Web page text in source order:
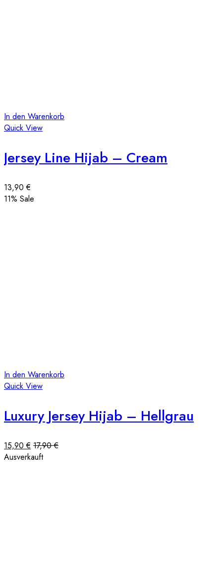
In den Warenkorb
Quick View
Jersey Line Hijab – Cream
13,90€
11% Sale
In den Warenkorb
Quick View
Luxury Jersey Hijab – Hellgrau
15,90€ 17,90€
Ausverkauft